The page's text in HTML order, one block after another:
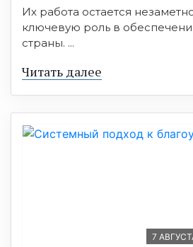
Их работа остается
ключевую роль в
страны. ...
Читать далее
7